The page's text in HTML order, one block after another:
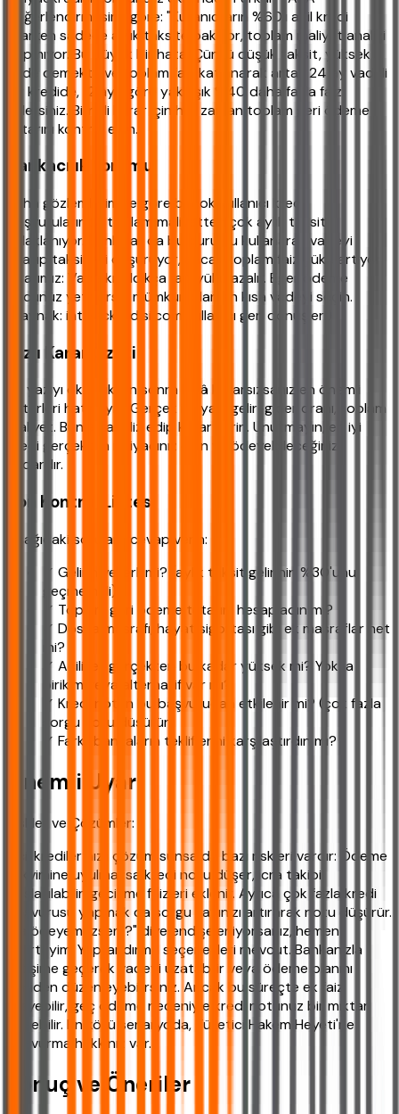
değerlendirmesine göre: "Kullanıcıların %60'ı acil kredi
ararken sadece aylık taksite bakıyor, toplam maliyet analizi
yapmıyor. Bu büyük bir hata. Çünkü düşük taksit, yüksek
vade demektir ve toplam faiz katlanarak artar. 24 ay vadeli
bir kredide, 12 aya göre yaklaşık %40 daha fazla faiz
ödersiniz. Bilinçli karar için her zaman toplam geri ödeme
tutarını kontrol edin."
Bankacılık Yorumu
Saha gözlemlerimize göre birçok kullanıcı kredi
başvurularında toplam maliyetten çok aylık taksite
odaklanıyor. Bankalar da bu durumu kullanarak vadeyi
uzatıp taksitleri düşürüyor, ancak toplam faiz yükü artıyor.
Uyarımız: Vade kısaldıkça faiz yükü azalır. Eğer ödeme
gücünüz yetiyorsa, mümkün olan en kısa vadeyi seçin.
(Kaynak: ihtiyackredisi.com kullanıcı geri dönüşleri)
Hızlı Karar Özeti
Bu yazıyı okuduktan sonra hâlâ kararsızsanız en önemli
kriterleri hatırlayın: Gerçek ihtiyaç, gelir-gider oranı, toplam
maliyet. Bunları analiz edip karar verin. Unutmayın, en iyi
kredi gerçekten ihtiyacınız olan ve ödeyebileceğiniz
kadardır.
Son Kontrol Listesi
Aşağıdaki sorulara cevap verin:
✓ Gelirin yeterli mi? (aylık taksit gelirinin %30'unu
geçmemeli)
✓ Toplam geri ödeme tutarını hesapladın mı?
✓ Dosya masrafı, hayat sigortası gibi ek masraflar net
mi?
✓ Aciliyet gerçekten bu kadar yüksek mi? Yoksa
birikim veya alternatif var mı?
✓ Kredi notun bu başvurudan etkilenir mi? (çok fazla
sorgu notu düşürür)
✓ Farklı bankaların tekliflerini karşılaştırdın mı?
Önemli Uyarı
Riskler ve Çözümler:
Acil krediler hızlı çözüm sunsa da bazı riskleri vardır: Ödeme
takvimine uyulmazsa kredi notu düşer, icra takibi
başlatılabilir, gecikme faizleri eklenir. Ayrıca çok fazla kredi
başvurusu yapmak da sorgu sayınızı artırarak notu düşürür.
"Ya ödeyemezsem?" diye endişeleniyorsanız, hemen
belirteyim: Yapılandırma seçenekleri mevcut. Bankanızla
iletişime geçerek vadeyi uzatabilir veya ödeme planını
yeniden düzenleyebilirsiniz. Ancak bu süreçte ek faiz
işleyebilir, geç ödeme nedeniyle kredi notunuz bir miktar
düşebilir. En kötü senaryoda, Tüketici Hakem Heyeti'ne
başvurma hakkınız var.
Sonuç ve Öneriler